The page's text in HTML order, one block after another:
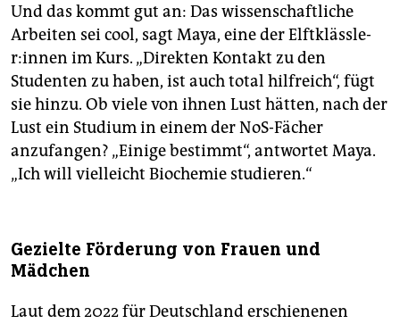
Und das kommt gut an: Das wissenschaftliche
Arbeiten sei cool, sagt Maya, eine der Elft­kläss­le­
r:in­nen im Kurs. „Direkten Kontakt zu den
Studenten zu haben, ist auch total hilfreich“, fügt
sie hinzu. Ob viele von ihnen Lust hätten, nach der
Lust ein Studium in einem der NoS-Fächer
anzufangen? „Einige bestimmt“, antwortet Maya.
„Ich will vielleicht Biochemie studieren.“
Gezielte Förderung von Frauen und
Mädchen
Laut dem 2022 für Deutschland erschienenen